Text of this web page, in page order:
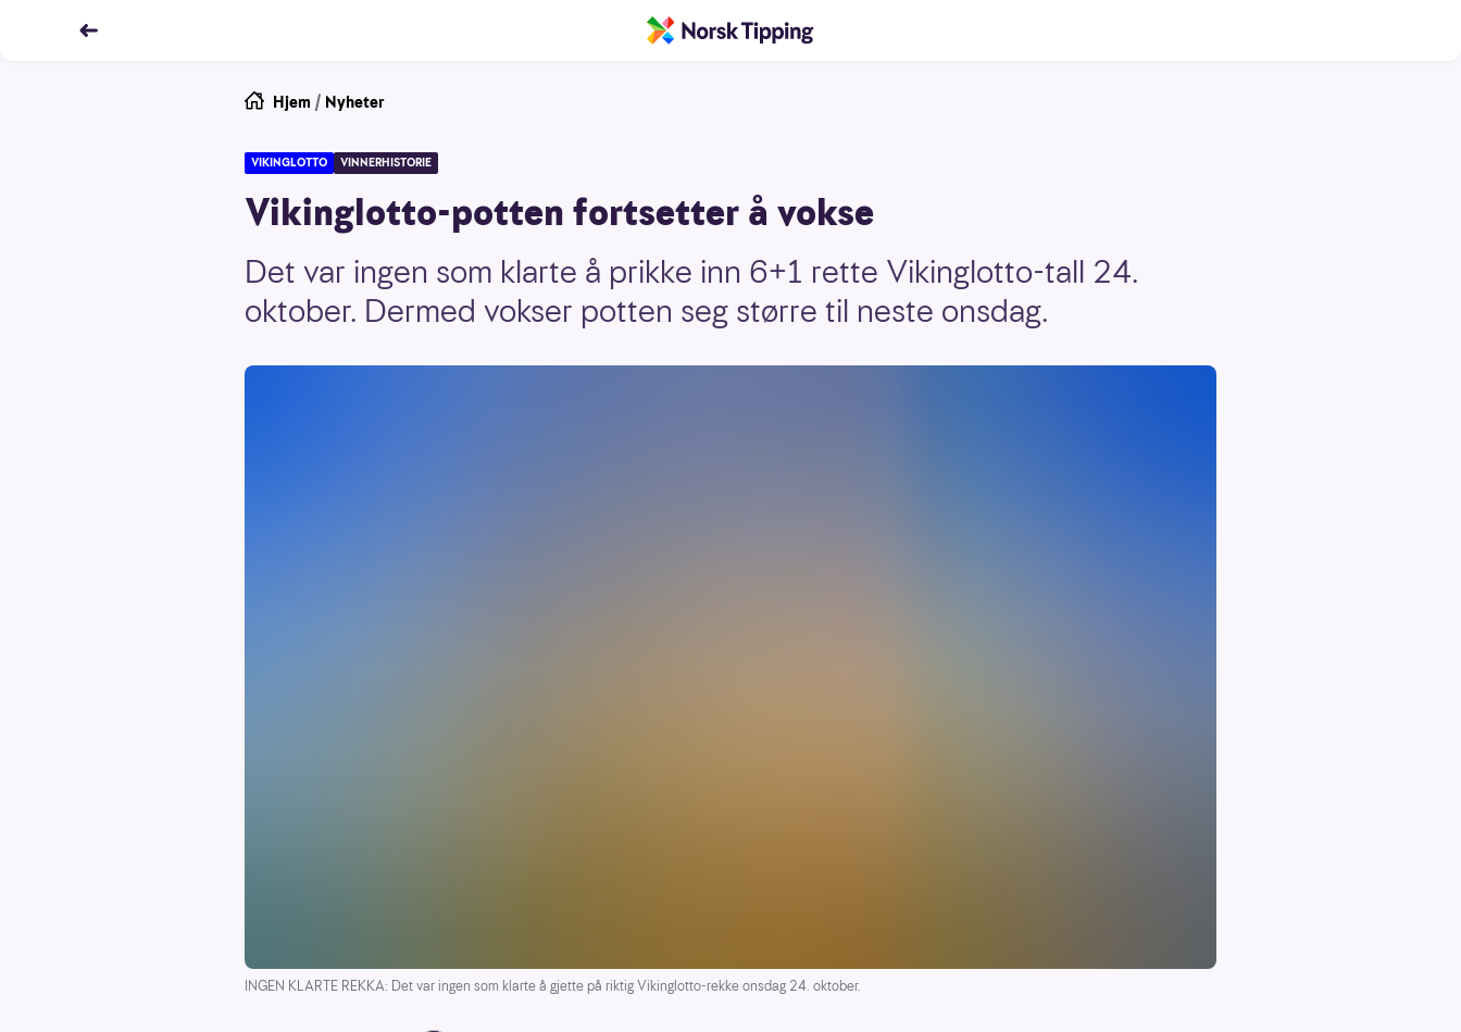
Hjem / Nyheter
VIKINGLOTTO VINNERHISTORIE
Vikinglotto-potten fortsetter å vokse
Det var ingen som klarte å prikke inn 6+1 rette Vikinglotto-tall 24.
oktober. Dermed vokser potten seg større til neste onsdag.
INGEN KLARTE REKKA: Det var ingen som klarte å gjette på riktig Vikinglotto-rekke onsdag 24. oktober.